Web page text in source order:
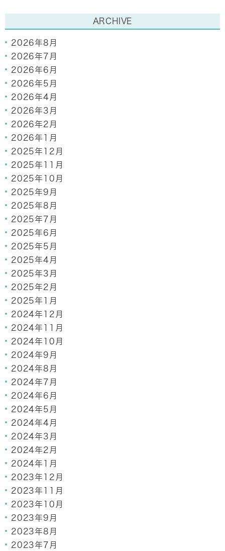
ARCHIVE
2026年8月
2026年7月
2026年6月
2026年5月
2026年4月
2026年3月
2026年2月
2026年1月
2025年12月
2025年11月
2025年10月
2025年9月
2025年8月
2025年7月
2025年6月
2025年5月
2025年4月
2025年3月
2025年2月
2025年1月
2024年12月
2024年11月
2024年10月
2024年9月
2024年8月
2024年7月
2024年6月
2024年5月
2024年4月
2024年3月
2024年2月
2024年1月
2023年12月
2023年11月
2023年10月
2023年9月
2023年8月
2023年7月